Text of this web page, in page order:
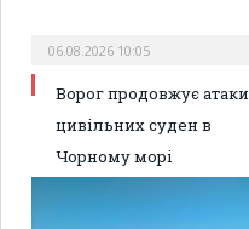
06.08.2026 10:05
Ворог продовжує атаки
цивільних суден в
Чорному морі